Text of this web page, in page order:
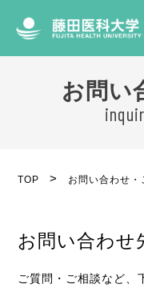
お問い
TOP お問い合わせ・
お問い合わせ
ご質問・ご相談など、